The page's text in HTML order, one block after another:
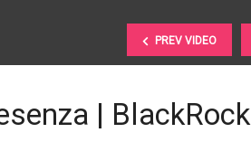
PREV VIDEO
| BlackRock